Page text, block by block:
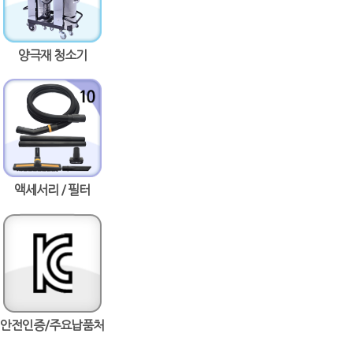
양극재 청소기
액세서리 / 필터
안전인증/주요납품처